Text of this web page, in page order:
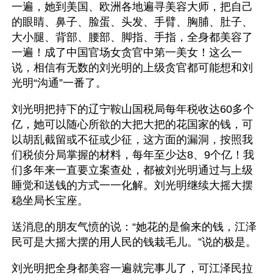
一遍，她到美国、欧洲各地遍寻美容大师，把自己
的眼睛、鼻子、脸蛋、头发、手臂、胸脯、肚子、
大小腿、背部、腰部、脚指、手指，全身都美容了
一遍！成了中国官场女贪官中第一美女！这么一
说，相信有无数的刘光明的上级贪官都可能想和刘
光明“沟通”一番了。
刘光明把持下的辽宁鞍山国税局每年税收达60多个
亿，她可以随心所欲的大把大把的花国家的钱，可
以胡乱截留或不征或少征，这方面的漏洞，按照我
们税侦分局掌握的材料，每年至少达8、9个亿！我
们多年来一直要立案查处，都被刘光明通过与上级
睡觉和送钱的方式一一化解。刘光明继续大摇大摆
稳坐局长宝座。
送消息的朋友气愤的说：“她花的是偷来的钱，江泽
民可是大摇大摆的用人民的钱栽毛儿。”说的极是。
刘光明把全身都美容一遍就完事儿了，可江泽民拉